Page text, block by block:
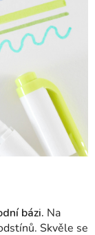
bázi. Na
Skvěle se